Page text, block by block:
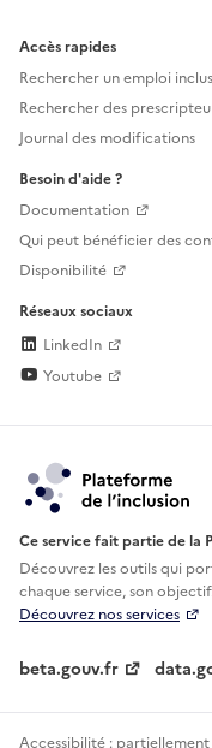
Accès rapides
Rechercher un emploi
Rechercher des
Journal des modifications
Besoin d'aide ?
Documentation
Qui peut bénéficier des
Disponibilité
Réseaux sociaux
LinkedIn
Youtube
Ce service fait partie de la
Découvrez les outils qui
chaque service, son
Découvrez nos services
beta.gouv.fr
Accessibilité :